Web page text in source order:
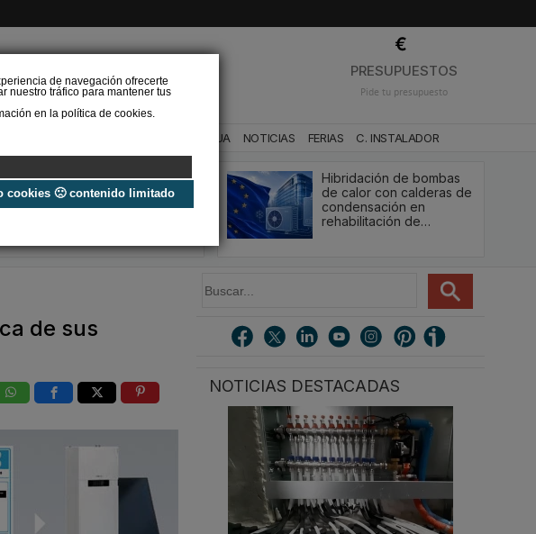
de navegación ofrecerte
nuestro tráfico para mantener tus
en la política de cookies.
cookies 🙁 contenido limitado
PRESUPUESTOS
Pide tu presupuesto
BAÑO Y AGUA NOTICIAS FERIAS C. INSTALADOR
El perfil del instalador de
calefacción y ACS que
demanda el futuro del
Hibridación de bombas
de calor con calderas de
condensación en
rehabilitación de…
de sus
u
NOTICIAS DESTACADAS